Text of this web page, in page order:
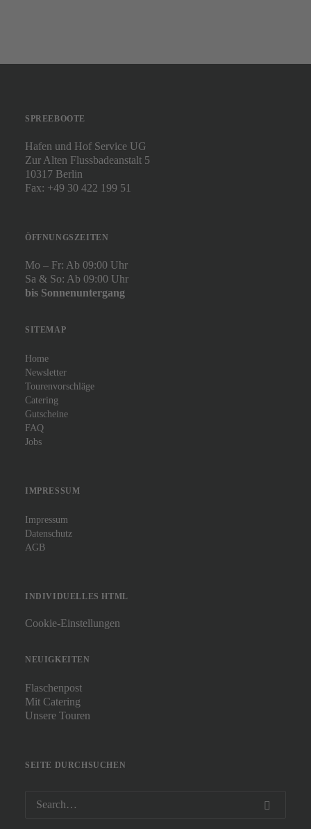
JOBS
SPREEBOOTE
Hafen und Hof Service UG
Zur Alten Flussbadeanstalt 5
10317 Berlin
Fax: +49 30 422 199 51
ÖFFNUNGSZEITEN
Mo – Fr: Ab 09:00 Uhr
Sa & So: Ab 09:00 Uhr
bis Sonnenuntergang
SITEMAP
Home
Newsletter
Tourenvorschläge
Catering
Gutscheine
FAQ
Jobs
IMPRESSUM
Impressum
Datenschutz
AGB
INDIVIDUELLES HTML
Cookie-Einstellungen
NEUIGKEITEN
Flaschenpost
Mit Catering
Unsere Touren
SEITE DURCHSUCHEN